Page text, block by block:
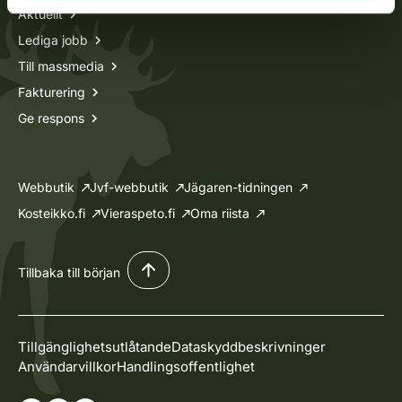
Aktuellt
Lediga jobb
Till massmedia
Fakturering
Ge respons
Webbutik Jvf-webbutik
Jägaren-tidningen
Kosteikko.fi
Vieraspeto.fi Oma riista
Tillbaka till början
TillgänglighetsutlåtandeDataskyddbeskrivninger
AnvändarvillkorHandlingsoffentlighet